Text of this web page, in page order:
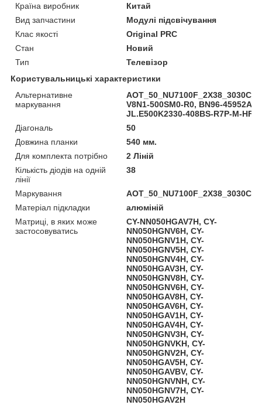
Країна виробник
Китай
Вид запчастини
Модулі підсвічування
Клас якості
Original PRC
Стан
Новий
Тип
Телевізор
Користувальницькі характеристики
Альтернативне
маркування
V8N1-500SM0-R0, BN96-45952A,
JL.E500K2330-408BS-R7P-M-HF
Діагональ
50
Довжина планки
540 мм.
Для комплекта потрібно
2 Ліній
Кількість діодів на одній
лінії
38
Маркування
AOT_50_NU7100F_2X38_3030C
Матеріал підкладки
алюміній
Матриці, в яких може
застосовуватись
CY-NN050HGAV7H, CY-
NN050HGNV6H, CY-
NN050HGNV1H, CY-
NN050HGNV5H, CY-
NN050HGNV4H, CY-
NN050HGAV3H, CY-
NN050HGNV8H, CY-
NN050HGNV6H, CY-
NN050HGAV8H, CY-
NN050HGAV6H, CY-
NN050HGAV1H, CY-
NN050HGAV4H, CY-
NN050HGNV3H, CY-
NN050HGNVKH, CY-
NN050HGNV2H, CY-
NN050HGAV5H, CY-
NN050HGAVBV, CY-
NN050HGNVNH, CY-
NN050HGNV7H, CY-
NN050HGAV2H